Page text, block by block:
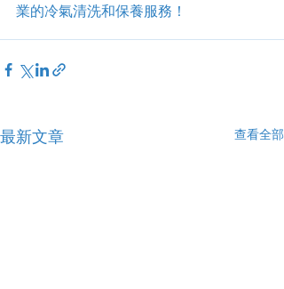
業的冷氣清洗和保養服務！
最新文章 查看全部